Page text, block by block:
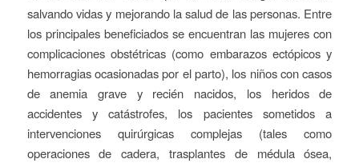
salvando vidas y mejorando la salud de las personas. Entre
los principales beneficiados se encuentran las mujeres con
complicaciones obstétricas (como embarazos ectópicos y
hemorragias ocasionadas por el parto), los niños con casos
de anemia grave y recién nacidos, los heridos de
accidentes y catástrofes, los pacientes sometidos a
intervenciones quirúrgicas complejas (tales como
operaciones de cadera, trasplantes de médula ósea,